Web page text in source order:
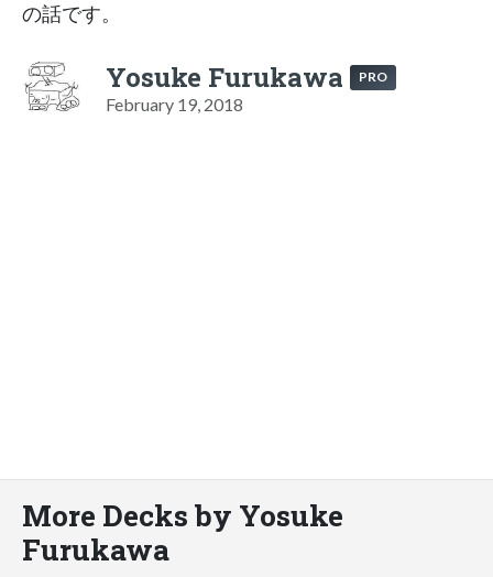
の話です。
Yosuke Furukawa PRO
February 19, 2018
More Decks by Yosuke
Furukawa